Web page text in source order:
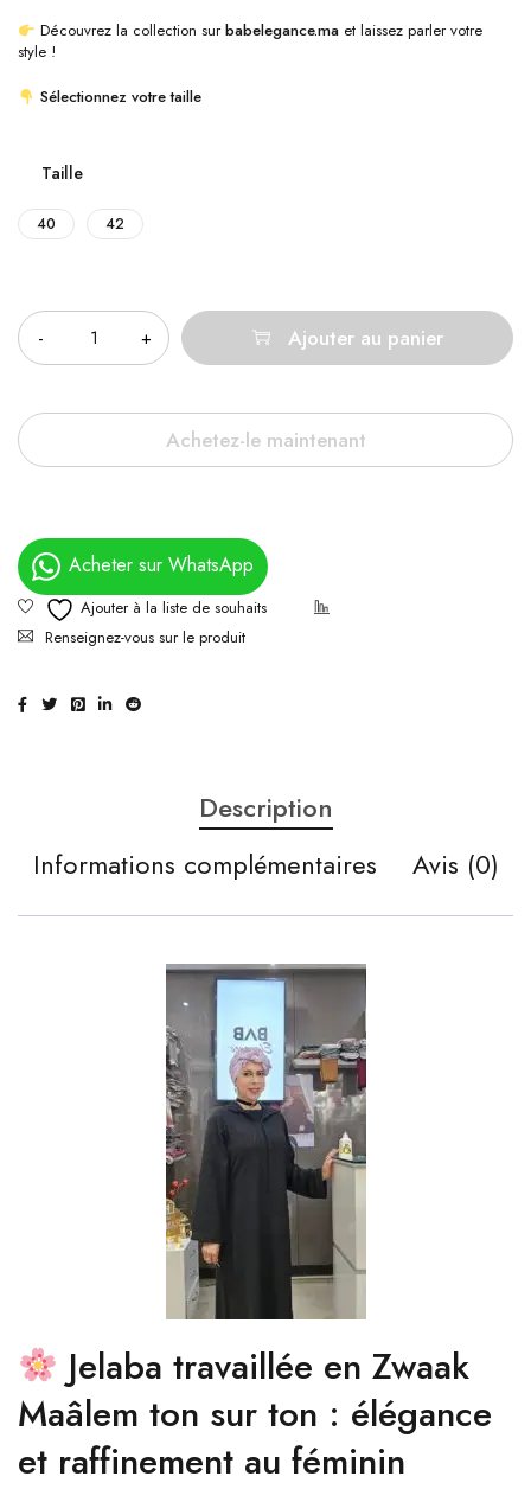
Découvrez la collection surbabelegance.maet laissez parler votre
style !
Sélectionnez votre taille
Taille
40 42
Ajouter au panier
Achetez-le maintenant
Acheter sur WhatsApp
Renseignez-vous sur le produit
Description
Informations complémentaires
Avis (0)
Jelaba travaillée en Zwaak
Maâlem ton sur ton : élégance
et raffinement au féminin